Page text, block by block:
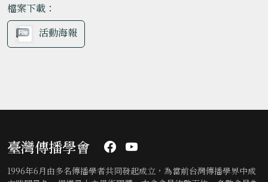
檔案下載：
活動海報
臺灣傳播學會
1996年6月由多名傳播學者共同發起成立，為當前台灣傳播學界中成